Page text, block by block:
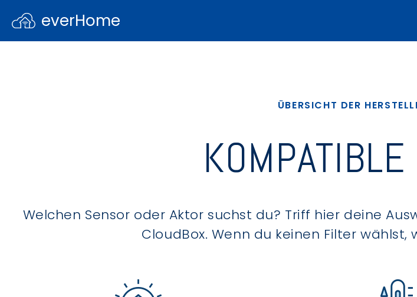
everHome
ÜBERSICHT DER
Welchen Sensor oder Aktor suchst du? Triff hier deine
CloudBox. Wenn du keinen Filter